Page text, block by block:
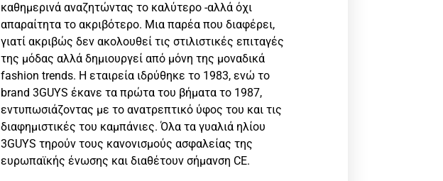
καθημερινά αναζητώντας το καλύτερο -αλλά όχι
απαραίτητα το ακριβότερο. Μια παρέα που διαφέρει,
γιατί ακριβώς δεν ακολουθεί τις στιλιστικές επιταγές
της μόδας αλλά δημιουργεί από μόνη της μοναδικά
fashion trends. H εταιρεία ιδρύθηκε το 1983, ενώ τo
brand 3GUYS έκανε τα πρώτα του βήματα το 1987,
εντυπωσιάζοντας με το ανατρεπτικό ύφος του και τις
διαφημιστικές του καμπάνιες. Όλα τα γυαλιά ηλίoυ
3GUYS τηρούν τους κανονισμούς ασφαλείας της
ευρωπαϊκής ένωσης και διαθέτουν σήμανση CE.